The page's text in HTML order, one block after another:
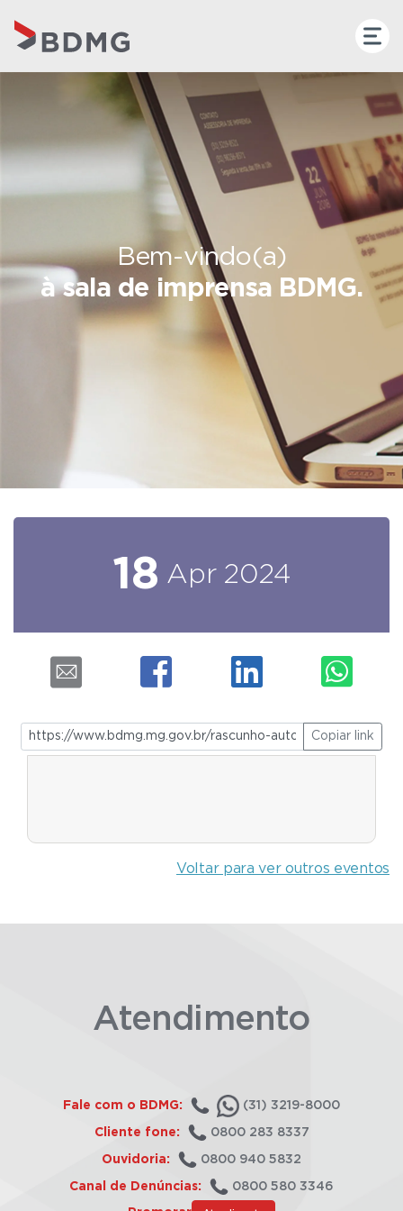
Bem-vindo(a)
à sala de imprensa BDMG.
18 Apr 2024
Copiar link
Voltar para ver outros eventos
Atendimento
Fale com o BDMG: (31) 3219-8000
Cliente fone: 0800 283 8337
Ouvidoria: 0800 940 5832
Canal de Denúncias: 0800 580 3346